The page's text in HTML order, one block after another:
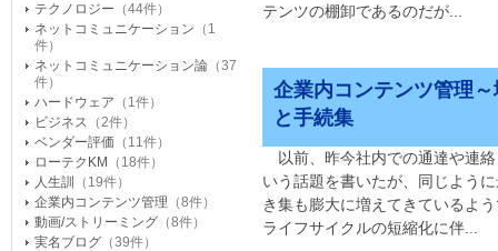
テンツの棚卸であるのだが...
企業内コンテンツ管理
と手続集
以前、昨今社内での通達や連
いう話題を書いたが、同じよう
き集も膨大に増えてきているよ
ライフサイクルの短縮化に伴...
テクノロジー （44件）
ネットコミュニケーション （1
件）
ネットコミュニケーション論 （37
件）
ハードウェア （1件）
ビジネス （2件）
ベンダー評価 （11件）
ローテクKM
（18件）
人生訓
（19件）
企業内コンテンツ管理 （8件）
動画/ストリーミング （8件）
実名ブログ （39件）